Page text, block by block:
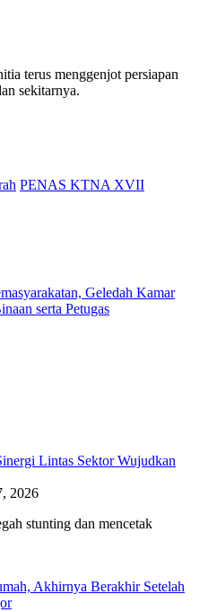
terus menggenjot persiapan
sekitarnya.
PENAS KTNA XVII
Geledah Kamar
serta Petugas
Lintas Sektor Wujudkan
2026
stunting dan mencetak
Akhirnya Berakhir Setelah